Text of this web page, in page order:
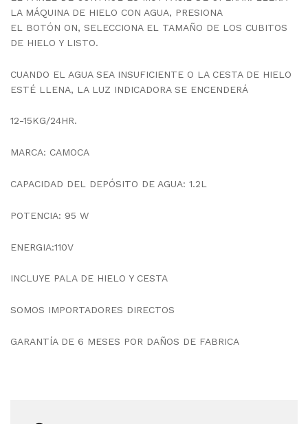
LA MÁQUINA DE HIELO CON AGUA, PRESIONA
EL BOTÓN ON, SELECCIONA EL TAMAÑO DE LOS CUBITOS
DE HIELO Y LISTO.
CUANDO EL AGUA SEA INSUFICIENTE O LA CESTA DE HIELO
ESTÉ LLENA, LA LUZ INDICADORA SE ENCENDERÁ
12-15KG/24HR.
MARCA: CAMOCA
CAPACIDAD DEL DEPÓSITO DE AGUA: 1.2L
POTENCIA: 95 W
ENERGIA:110V
INCLUYE PALA DE HIELO Y CESTA
SOMOS IMPORTADORES DIRECTOS
GARANTÍA DE 6 MESES POR DAÑOS DE FABRICA